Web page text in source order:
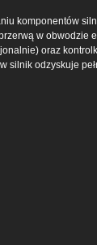
komponentów
w obwodzie
oraz
silnik odzyskuje